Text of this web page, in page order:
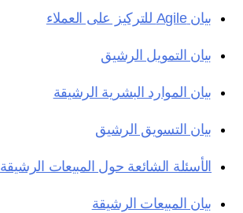
بيان Agile للتركيز على العملاء
بيان التمويل الرشيق
بيان الموارد البشرية الرشيقة
بيان التسويق الرشيق
الأسئلة الشائعة حول المبيعات الرشيقة
بيان المبيعات الرشيقة